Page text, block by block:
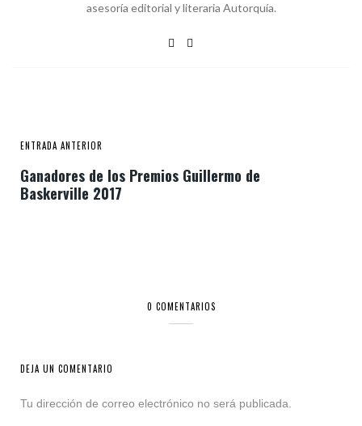
asesoría editorial y literaria Autorquía.
ENTRADA ANTERIOR
Ganadores de los Premios Guillermo de
Baskerville 2017
0 COMENTARIOS
DEJA UN COMENTARIO
Tu dirección de correo electrónico no será publicada.